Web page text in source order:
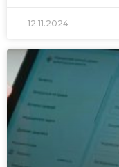
12.11.2024